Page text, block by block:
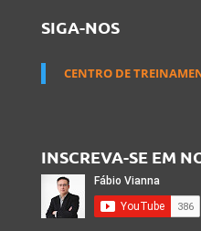
SIGA-NOS
CENTRO DE
INSCREVA-SE EM